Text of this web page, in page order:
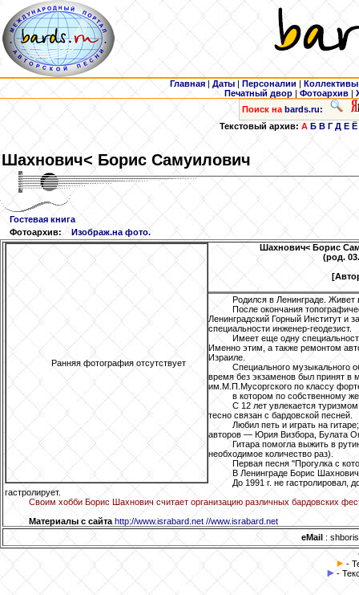
Главная | Даты | Персоналии | Коллективы
Печатный двор |Фотоархив |
Поиск на bards.ru:
Текстовый архив:А Б В Г Д Е Ё
Шахнович< Борис Самуилович
Гостевая книга
Фотоархив:
Изображ.на фото.
Ранняя фотография отсутствует
Шахнович< Борис
(род.
Родился в Ленинграде.
После окончания
Ленинградский Горный Институт и
специальности инженер-геодезист.
Имеет еще одну
Именно этим, а также ремонтом
Израиле.
Специального музыкального
время без экзаменов был принят в
им.М.П.Мусоргского по классу
в котором по собственному
С 12 лет увлекается
тесно связан с бардовской песней.
Любил петь и играть на
авторов — Юрия Визбора, Булата
Гитара помогла выжить в
необходимое количество раз).
Первая песня "Прогулка с
В Ленинграде Борис
До 1991 г. не гастролировал,
гастролирует.
Своим хобби Борис Шахнович считает организацию различных бардовских
Материалы с сайта http://www.israbard.net //www.israbard.net
eMail:
-
-